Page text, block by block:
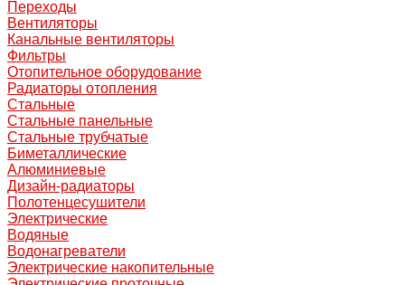
Переходы
Вентиляторы
Канальные вентиляторы
Фильтры
Отопительное оборудование
Радиаторы отопления
Стальные
Стальные панельные
Стальные трубчатые
Биметаллические
Алюминиевые
Дизайн-радиаторы
Полотенцесушители
Электрические
Водяные
Водонагреватели
Электрические накопительные